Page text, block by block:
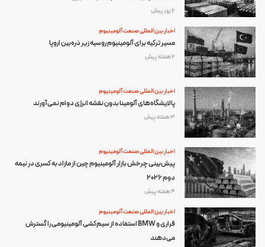
6 روز پیش
اخبار بین المللی صنعت آلومینیوم
مسیر ترکیه برای آلومینیوم روسیه زیر ذره‌بین اروپا
2 هفته پیش
اخبار بین المللی صنعت آلومینیوم
پالایشگاه‌های آلومینا بدون نقشه انرژی دوام نمی‌آورند
3 هفته پیش
اخبار بین المللی صنعت آلومینیوم
پیش‌بینی چرخش بازار آلومینیوم چین از مازاد به کسری در نیمه
دوم ۲۰۲۶
4 هفته پیش
اخبار بین المللی صنعت آلومینیوم
فراری و BMW استفاده از سیم‌کشی آلومینیومی را گسترش
می‌دهند